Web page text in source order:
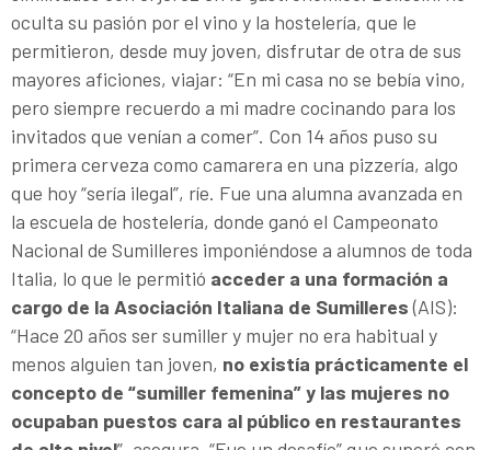
oculta su pasión por el vino y la hostelería, que le
permitieron, desde muy joven, disfrutar de otra de sus
mayores aficiones, viajar: “En mi casa no se bebía vino,
pero siempre recuerdo a mi madre cocinando para los
invitados que venían a comer”. Con 14 años puso su
primera cerveza como camarera en una pizzería, algo
que hoy “sería ilegal”, ríe. Fue una alumna avanzada en
la escuela de hostelería, donde ganó el Campeonato
Nacional de Sumilleres imponiéndose a alumnos de toda
Italia, lo que le permitió acceder a una formación a
cargo de la Asociación Italiana de Sumilleres(AIS):
“Hace 20 años ser sumiller y mujer no era habitual y
menos alguien tan joven, no existía prácticamente el
concepto de “sumiller femenina” y las mujeres no
ocupaban puestos cara al público en restaurantes